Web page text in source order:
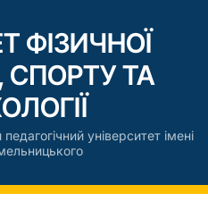
ФІЗИЧНОЇ
СПОРТУ ТА
університет імені